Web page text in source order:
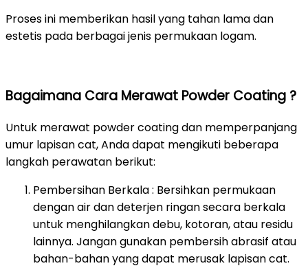
Proses ini memberikan hasil yang tahan lama dan
estetis pada berbagai jenis permukaan logam.
Bagaimana Cara Merawat Powder Coating ?
Untuk merawat powder coating dan memperpanjang
umur lapisan cat, Anda dapat mengikuti beberapa
langkah perawatan berikut:
Pembersihan Berkala : Bersihkan permukaan
dengan air dan deterjen ringan secara berkala
untuk menghilangkan debu, kotoran, atau residu
lainnya. Jangan gunakan pembersih abrasif atau
bahan-bahan yang dapat merusak lapisan cat.